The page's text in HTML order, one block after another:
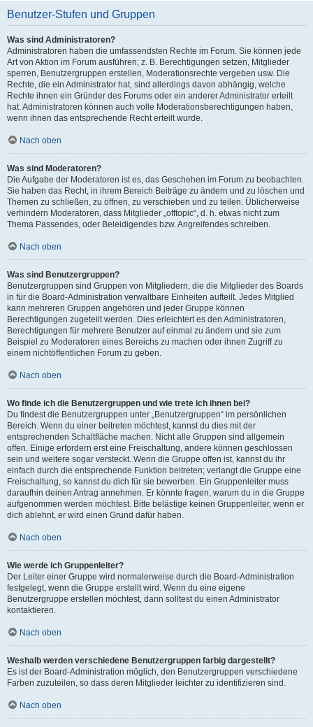
Benutzer-Stufen und Gruppen
Was sind Administratoren?
Administratoren haben die umfassendsten Rechte im Forum. Sie können jede
Art von Aktion im Forum ausführen; z. B. Berechtigungen setzen, Mitglieder
sperren, Benutzergruppen erstellen, Moderationsrechte vergeben usw. Die
Rechte, die ein Administrator hat, sind allerdings davon abhängig, welche
Rechte ihnen ein Gründer des Forums oder ein anderer Administrator erteilt
hat. Administratoren können auch volle Moderationsberechtigungen haben,
wenn ihnen das entsprechende Recht erteilt wurde.
Nach oben
Was sind Moderatoren?
Die Aufgabe der Moderatoren ist es, das Geschehen im Forum zu beobachten.
Sie haben das Recht, in ihrem Bereich Beiträge zu ändern und zu löschen und
Themen zu schließen, zu öffnen, zu verschieben und zu teilen. Üblicherweise
verhindern Moderatoren, dass Mitglieder „offtopic“, d. h. etwas nicht zum
Thema Passendes, oder Beleidigendes bzw. Angreifendes schreiben.
Nach oben
Was sind Benutzergruppen?
Benutzergruppen sind Gruppen von Mitgliedern, die die Mitglieder des Boards
in für die Board-Administration verwaltbare Einheiten aufteilt. Jedes Mitglied
kann mehreren Gruppen angehören und jeder Gruppe können
Berechtigungen zugeteilt werden. Dies erleichtert es den Administratoren,
Berechtigungen für mehrere Benutzer auf einmal zu ändern und sie zum
Beispiel zu Moderatoren eines Bereichs zu machen oder ihnen Zugriff zu
einem nichtöffentlichen Forum zu geben.
Nach oben
Wo finde ich die Benutzergruppen und wie trete ich ihnen bei?
Du findest die Benutzergruppen unter „Benutzergruppen“ im persönlichen
Bereich. Wenn du einer beitreten möchtest, kannst du dies mit der
entsprechenden Schaltfläche machen. Nicht alle Gruppen sind allgemein
offen. Einige erfordern erst eine Freischaltung, andere können geschlossen
sein und weitere sogar versteckt. Wenn die Gruppe offen ist, kannst du ihr
einfach durch die entsprechende Funktion beitreten; verlangt die Gruppe eine
Freischaltung, so kannst du dich für sie bewerben. Ein Gruppenleiter muss
daraufhin deinen Antrag annehmen. Er könnte fragen, warum du in die Gruppe
aufgenommen werden möchtest. Bitte belästige keinen Gruppenleiter, wenn er
dich ablehnt, er wird einen Grund dafür haben.
Nach oben
Wie werde ich Gruppenleiter?
Der Leiter einer Gruppe wird normalerweise durch die Board-Administration
festgelegt, wenn die Gruppe erstellt wird. Wenn du eine eigene
Benutzergruppe erstellen möchtest, dann solltest du einen Administrator
kontaktieren.
Nach oben
Weshalb werden verschiedene Benutzergruppen farbig dargestellt?
Es ist der Board-Administration möglich, den Benutzergruppen verschiedene
Farben zuzuteilen, so dass deren Mitglieder leichter zu identifizieren sind.
Nach oben